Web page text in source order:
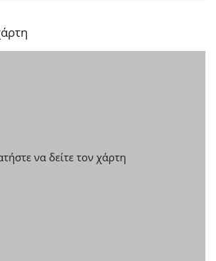
να δείτε τον χάρτη